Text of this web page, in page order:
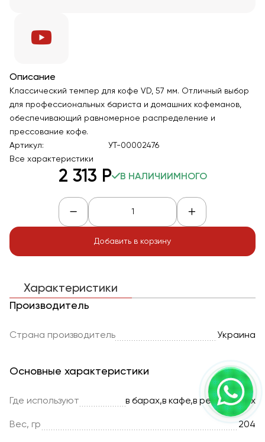
Описание
Классический темпер для кофе VD, 57 мм. Отличный выбор
для профессиональных бариста и домашних кофеманов,
обеспечивающий равномерное распределение и
прессование кофе.
Артикул:
УТ-00002476
Все характеристики
2 313 Р В НАЛИЧИИ МНОГО
Добавить в корзину
Характеристики
Производитель
Страна производитель Украина
Основные характеристики
Где используют в барах,в кафе,в ресторанах
Вес, гр 204